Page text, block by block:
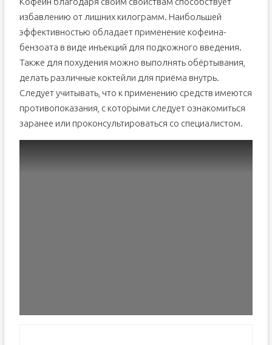
избавлению от лишних килограмм. Наибольшей
эффективностью обладает применение кофеина-
бензоата в виде инъекций для подкожного введения.
Также для похудения можно выполнять обёртывания,
делать различные коктейли для приёма внутрь.
Следует учитывать, что к применению средств имеются
противопоказания, с которыми следует ознакомиться
заранее или проконсультироваться со специалистом.